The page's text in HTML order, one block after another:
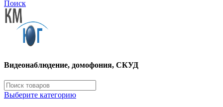
Поиск
Видеонаблюдение, домофония, СКУД
Выберите категорию